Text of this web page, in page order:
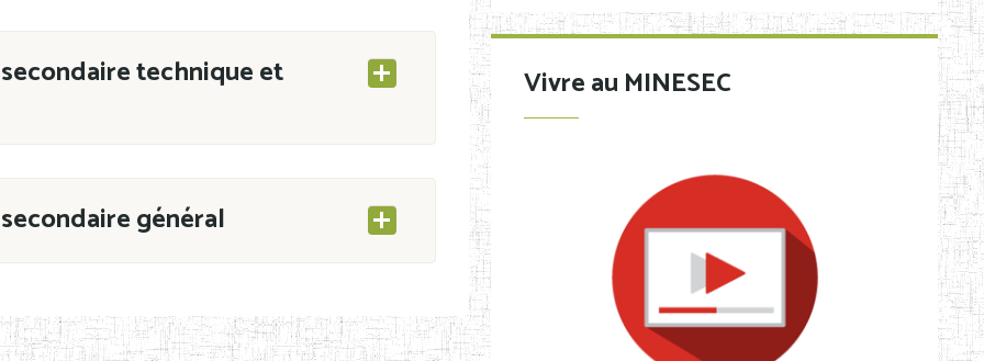
technique et
général
CAB du 21 mars 2011 portant ouverture
Secondaire et Normal (RNE),
Vivre au MINESEC